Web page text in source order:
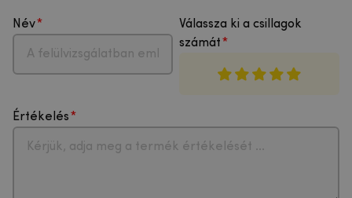
Név
Válassza ki a csillagok
számát
Értékelés